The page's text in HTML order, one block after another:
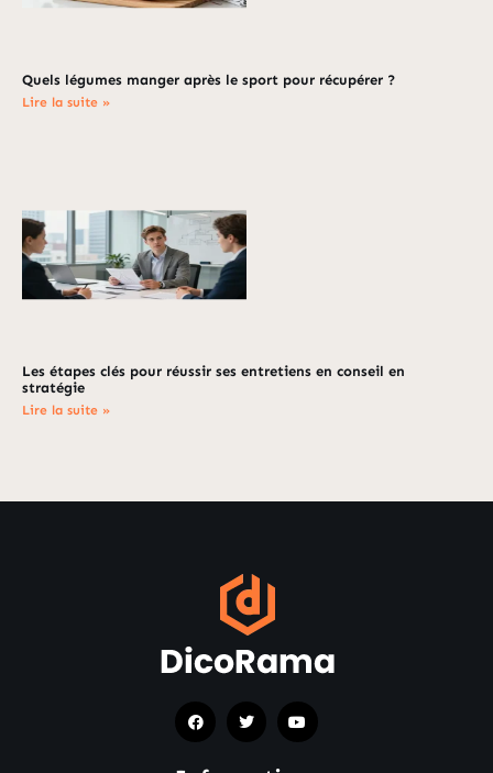
Quels légumes manger après le sport pour récupérer ?
Lire la suite »
Les étapes clés pour réussir ses entretiens en conseil en
stratégie
Lire la suite »